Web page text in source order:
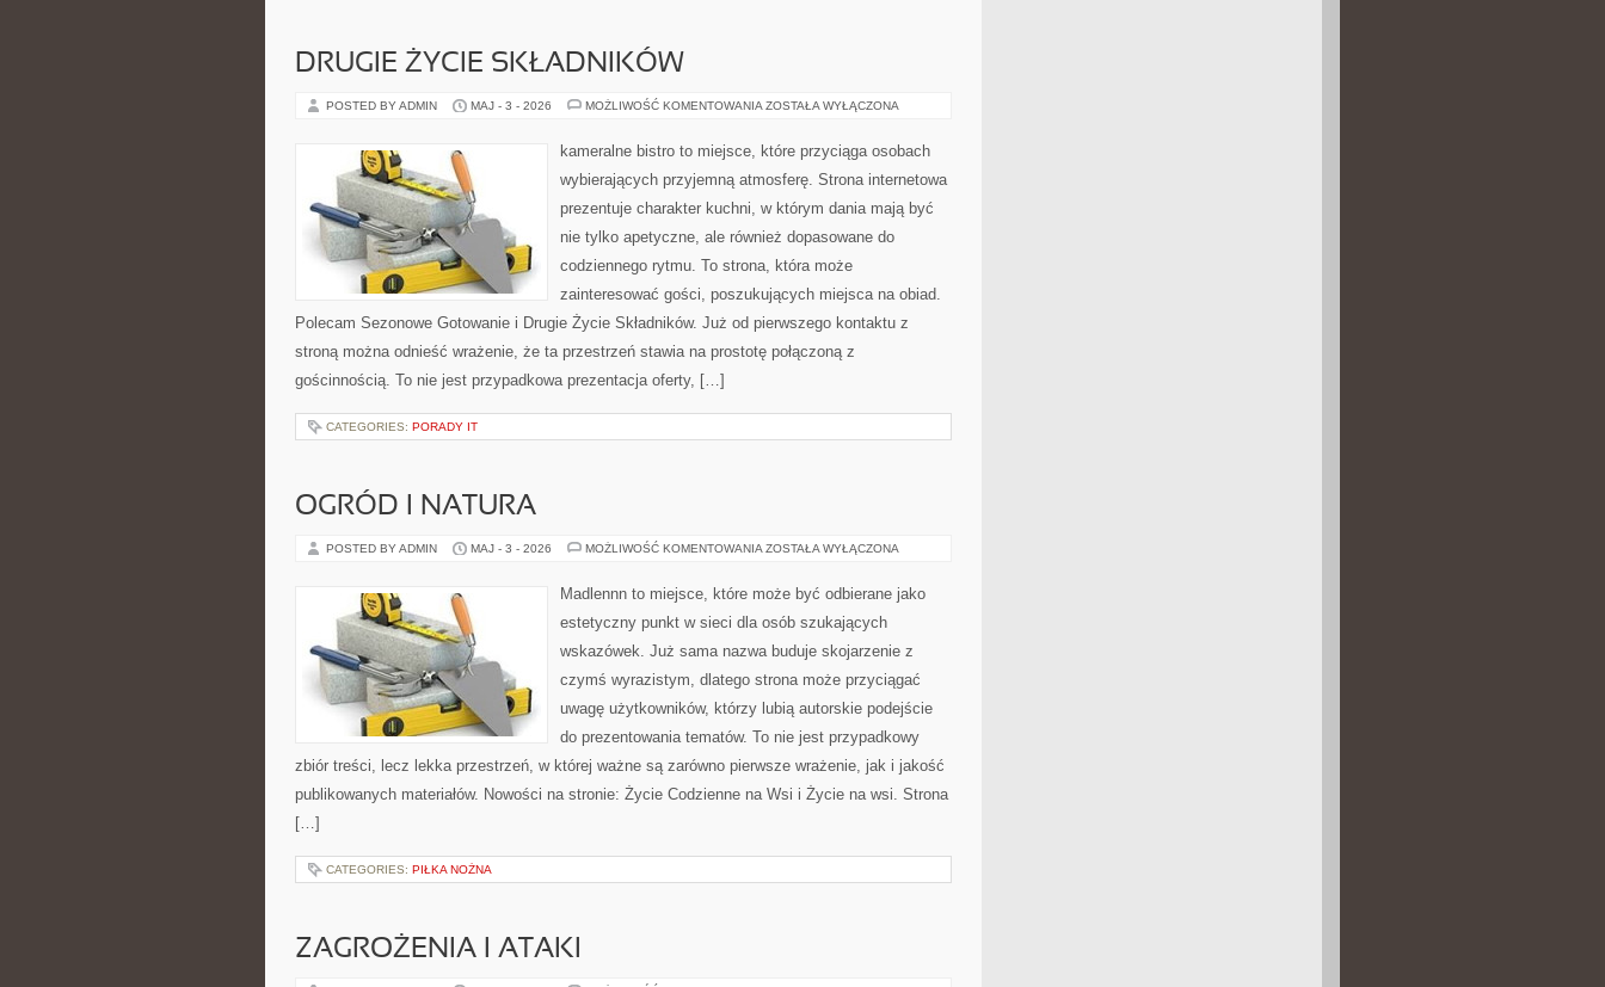
DRUGIE ŻYCIE SKŁADNIKÓW
POSTED BY ADMIN MAJ - 3 - 2026 MOŻLIWOŚĆ KOMENTOWANIA DRUGIE
ZOSTAŁA WYŁĄCZONA
kameralne bistro to miejsce, które przyciąga osobach
wybierających przyjemną atmosferę. Strona internetowa
prezentuje charakter kuchni, w którym dania mają być
nie tylko apetyczne, ale również dopasowane do
codziennego rytmu. To strona, która może
zainteresować gości, poszukujących miejsca na obiad.
Polecam Sezonowe Gotowanie i Drugie Życie Składników. Już od pierwszego kontaktu z
stroną można odnieść wrażenie, że ta przestrzeń stawia na prostotę połączoną z
gościnnością. To nie jest przypadkowa prezentacja oferty, […]
CATEGORIES: PORADY IT
OGRÓD I NATURA
POSTED BY ADMIN MAJ - 3 - 2026 MOŻLIWOŚĆ KOMENTOWANIA OGRÓD
ZOSTAŁA WYŁĄCZONA
Madlennn to miejsce, które może być odbierane jako
estetyczny punkt w sieci dla osób szukających
wskazówek. Już sama nazwa buduje skojarzenie z
czymś wyrazistym, dlatego strona może przyciągać
uwagę użytkowników, którzy lubią autorskie podejście
do prezentowania tematów. To nie jest przypadkowy
zbiór treści, lecz lekka przestrzeń, w której ważne są zarówno pierwsze wrażenie, jak i jakość
publikowanych materiałów. Nowości na stronie: Życie Codzienne na Wsi i Życie na wsi. Strona
[…]
CATEGORIES: PIŁKA NOŻNA
ZAGROŻENIA I ATAKI